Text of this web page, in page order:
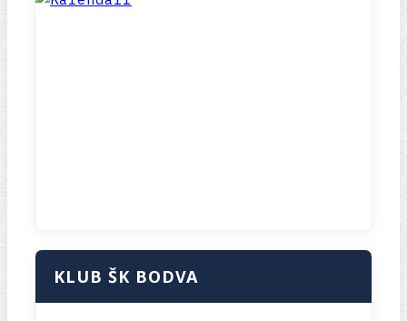
KLUB ŠK BODVA